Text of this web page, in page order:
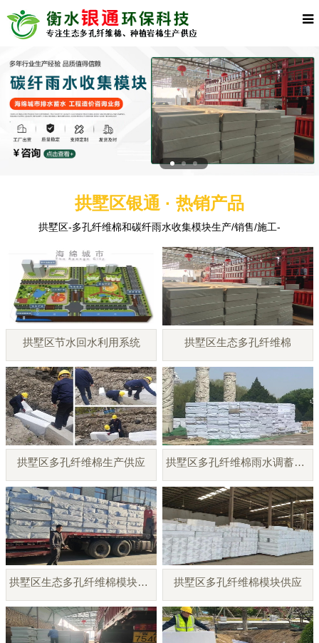
拱墅区银通 · 热销产品
拱墅区-多孔纤维棉和碳纤雨水收集模块生产/销售/施工-
拱墅区节水回水利用系统 拱墅区生态多孔纤维棉
拱墅区多孔纤维棉生产供应 拱墅区多孔纤维棉雨水调蓄模块
拱墅区生态多孔纤维棉模块厂家 拱墅区多孔纤维棉模块供应